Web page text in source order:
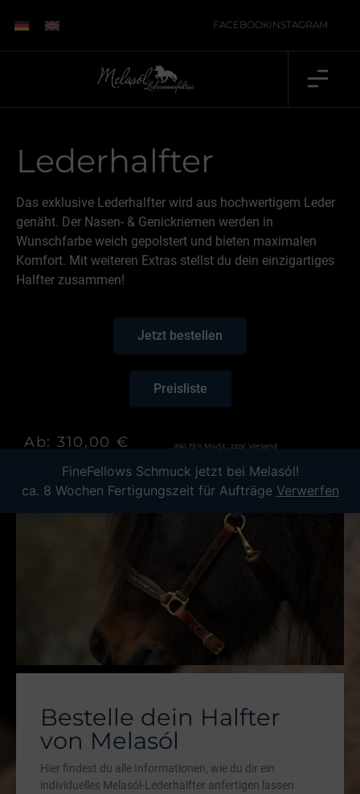
FineFellows Schmuck jetzt bei Melasól!
ca. 8 Wochen Fertigungszeit für Aufträge Verwerfen
FACEBOOKINSTAGRAM
Lederhalfter
Das exklusive Lederhalfter wird aus hochwertigem Leder
genäht. Der Nasen- & Genickriemen werden in
Wunschfarbe weich gepolstert und bieten maximalen
Komfort. Mit weiteren Extras stellst du dein einzigartiges
Halfter zusammen!
Jetzt bestellen
Preisliste
Ab: 310,00 € inkl. 19 % MwSt., zzgl. Versand
Bestelle dein Halfter
von Melasól
Hier findest du alle Informationen, wie du dir ein
individuelles Melasól-Lederhalfter anfertigen lassen